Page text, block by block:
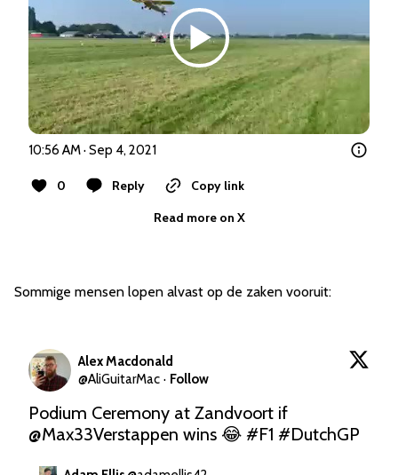
10:56 AM · Sep 4, 2021
0 Reply
Copy link
Read more on X
Sommige mensen lopen alvast op de zaken vooruit:
Alex Macdonald
@AliGuitarMac · Follow
@Max33Verstappen wins 😂 #F1 #DutchGP